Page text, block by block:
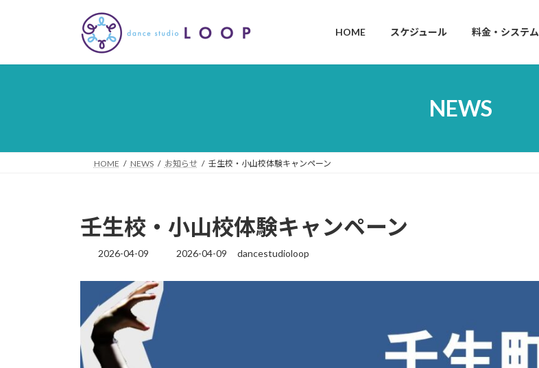
プ
動
HOME スケジュール 料金・システム
NEWS
HOME NEWS お知らせ 壬生校・小山校体験キャンペーン
壬生校・小山校体験キャンペーン
2026-04-09
最
更
2026-04-09 dancestudioloop